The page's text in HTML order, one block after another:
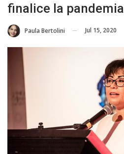
finalice la pandemia
Paula Bertolini Jul 15, 2020